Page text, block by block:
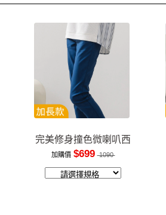
完美修身撞色微喇叭西
裝褲
加購價 $699 1090